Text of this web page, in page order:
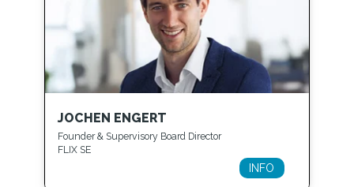
JOCHEN ENGERT
Founder & Supervisory Board Director
FLIX SE
INFO